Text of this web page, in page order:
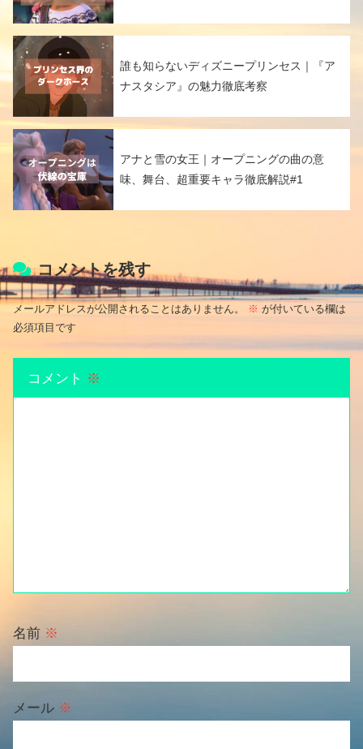
誰も知らないディズニープリンセス｜『ア
ナスタシア』の魅力徹底考察
アナと雪の女王｜オープニングの曲の意
味、舞台、超重要キャラ徹底解説#1
コメントを残す
メールアドレスが公開されることはありません。 ※ が付いている欄は
必須項目です
コメント ※
名前 ※
メール ※